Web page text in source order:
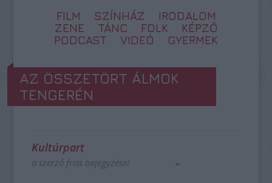
FILM SZÍNHÁZ
IRODALOM
ZENE
TÁNC FOLK
KÉPZŐ
PODCAST
VIDEÓ GYERMEK
AZ ÖSSZETÖRT ÁLMOK
TENGERÉN
Kultúrpart
a szerző friss bejegyzései